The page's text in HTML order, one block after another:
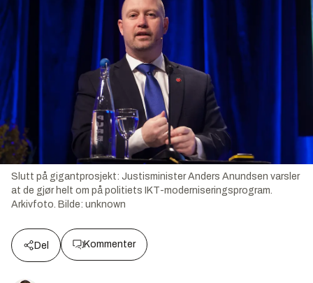
Slutt på gigantprosjekt: Justisminister Anders Anundsen varsler
at de gjør helt om på politiets IKT-moderniseringsprogram.
Arkivfoto. Bilde: unknown
Del Kommenter